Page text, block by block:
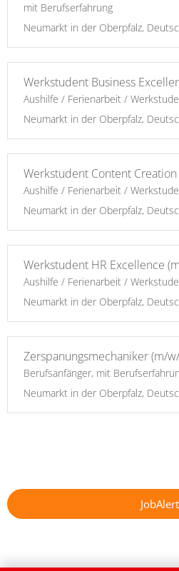
mit Berufserfahrung
Neumarkt in der Oberpfalz,
Werkstudent Business
Aushilfe / Ferienarbeit /
Neumarkt in der Oberpfalz,
Werkstudent Content
Aushilfe / Ferienarbeit /
Neumarkt in der Oberpfalz,
Werkstudent HR Excellence
Aushilfe / Ferienarbeit /
Neumarkt in der Oberpfalz,
Zerspanungsmechaniker (m/
Berufsanfänger, mit
Neumarkt in der Oberpfalz,
JobAlert